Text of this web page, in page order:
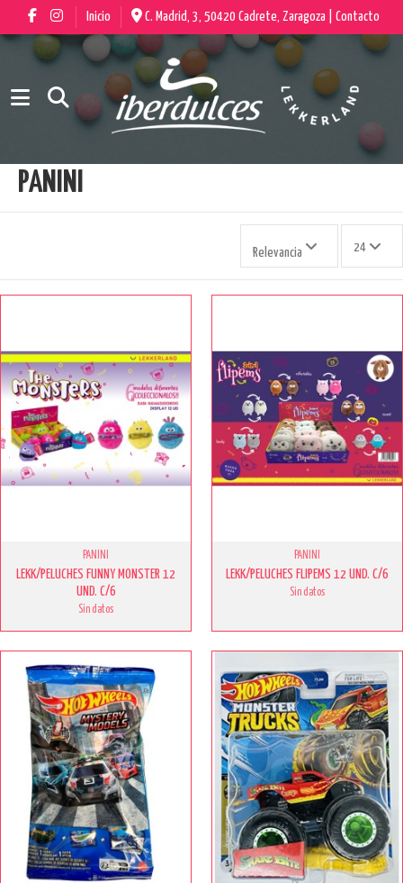
Inicio C. Madrid, 3, 50420 Cadrete, Zaragoza | Contacto
PANINI
Relevancia 24
PANINI
LEKK/PELUCHES FUNNY MONSTER 12
UND. C/6
Sin datos
PANINI
LEKK/PELUCHES FLIPEMS 12 UND. C/6
Sin datos